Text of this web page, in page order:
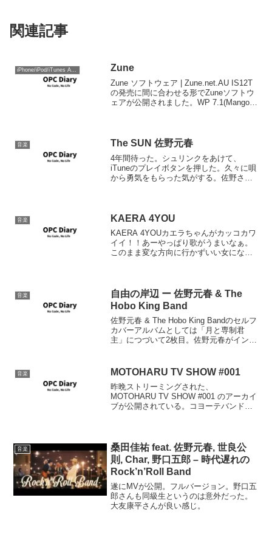
関連記事
Zune
Zune ソフトウェア | Zune.net.AU IS12T
の発売に間に合わせる形でZuneソフトウ
ェアが公開されました。WP 7.1(Mango)
音楽 The SUN 佐野元春
4年間待った。シュリンクをあけて、
iTuneのプレイボタンを押した。久々に唄
から勇気をもらった気がする。佐野さ
音楽 KAERA 4YOU
KAERA 4YOUカエラちゃんがカッコカワ
イイ！！あーやっぱり歌がうまいなぁ。
このまま変な方向に行かずいい女になっ
音楽
自由の岸辺 ー 佐野元春 & The
Hobo King Band
佐野元春 & The Hobo King Bandのセルフ
カバーアルバムとしては「月と専制君
主」につづいて2枚目。佐野元春がインタ
意味で期待を裏切るアレンジとなってい
音楽 MOTOHARU TV SHOW #001
昨晩ストリーミングされた、
MOTOHARU TV SHOW #001 のアーカイ
ブが公開されている。コヨーテバンドの
トア...
音楽
桑田佳祐 feat. 佐野元春, 世良公
則, Char, 野口五郎 – 時代遅れの
Rock’n’Roll Band
遂にMVが公開。フルバージョン。野口五
郎さんも同級生というのは意外だった。
大友康平さんが良い感じ。